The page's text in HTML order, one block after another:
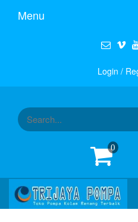
Menu
Login /
0